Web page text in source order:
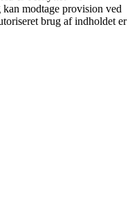
kan modtage provision ved
brug af indholdet er